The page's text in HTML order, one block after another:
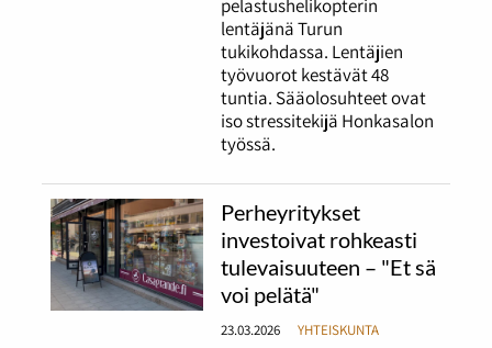
pelastushelikopterin
lentäjänä Turun
tukikohdassa. Lentäjien
työvuorot kestävät 48
tuntia. Sääolosuhteet ovat
iso stressitekijä Honkasalon
työssä.
Perheyritykset
investoivat rohkeasti
tulevaisuuteen – "Et sä
voi pelätä"
23.03.2026 YHTEISKUNTA